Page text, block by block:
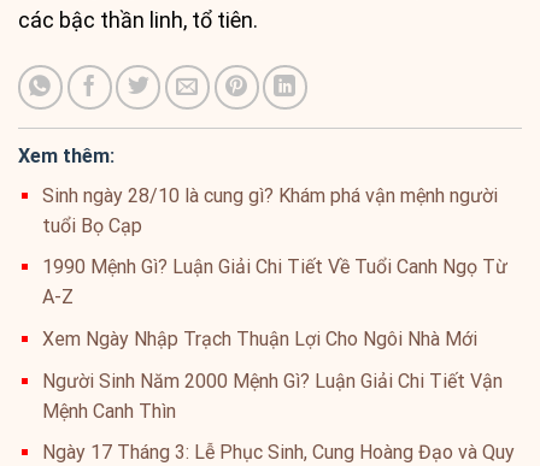
các bậc thần linh, tổ tiên.
Xem thêm:
Sinh ngày 28/10 là cung gì? Khám phá vận mệnh người
tuổi Bọ Cạp
1990 Mệnh Gì? Luận Giải Chi Tiết Về Tuổi Canh Ngọ Từ
A-Z
Xem Ngày Nhập Trạch Thuận Lợi Cho Ngôi Nhà Mới
Người Sinh Năm 2000 Mệnh Gì? Luận Giải Chi Tiết Vận
Mệnh Canh Thìn
Ngày 17 Tháng 3: Lễ Phục Sinh, Cung Hoàng Đạo và Quy